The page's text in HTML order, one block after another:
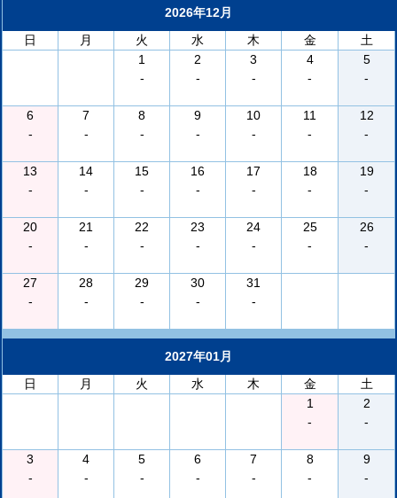
2026年12月
日
月 火 水 木 金
土
1
-
2
-
3
-
4
-
5
-
6
-
7
-
8
-
9
-
10
-
11
-
12
-
13
-
14
-
15
-
16
-
17
-
18
-
19
-
20
-
21
-
22
-
23
-
24
-
25
-
26
-
27
-
28
-
29
-
30
-
31
-
2027年01月
日
月 火 水 木 金
土
1
-
2
-
3
-
4
-
5
-
6
-
7
-
8
-
9
-